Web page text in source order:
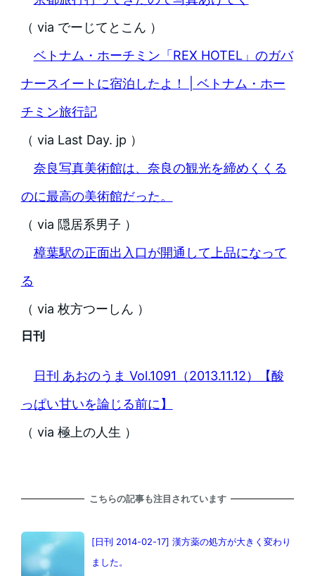
（ via でーじてとこん ）
ベトナム・ホーチミン「REX HOTEL」のガバ
ナースイートに宿泊したよ！ | ベトナム・ホー
チミン旅行記
（ via Last Day. jp ）
奈良写真美術館は、奈良の観光を締めくくる
のに最高の美術館だった。
（ via 隠居系男子 ）
樟葉駅の正面出入口が開通して上品になって
る
（ via 枚方つーしん ）
日刊
日刊 あおのうま Vol.1091（2013.11.12）【酸
っぱい甘いを論じる前に】
（ via 極上の人生 ）
こちらの記事も注目されています
[日刊 2014-02-17] 漢方薬の処方が大きく変わり
ました。